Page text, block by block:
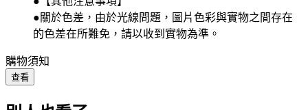
●關於色差，由於光線問題，圖片色彩與實物之間存在
的色差在所難免，請以收到實物為準。
購物須知
查看